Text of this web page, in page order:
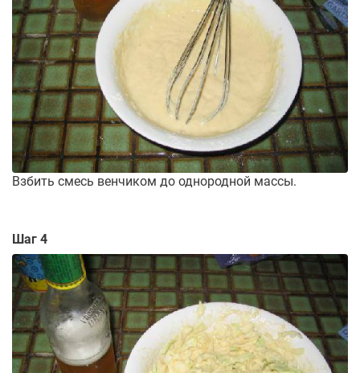
Взбить смесь венчиком до однородной массы.
Шаг 4